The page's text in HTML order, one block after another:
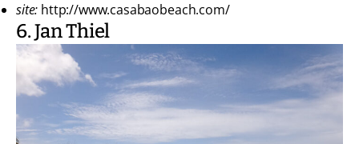
site: http://www.casabaobeach.com/
6. Jan Thiel